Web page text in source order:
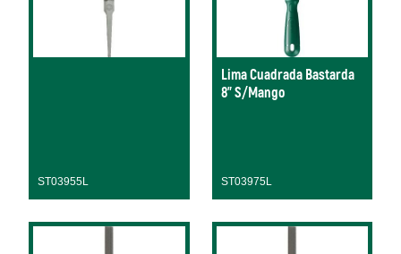
ST03955L
Lima Cuadrada Bastarda
8" S/Mango
ST03975L